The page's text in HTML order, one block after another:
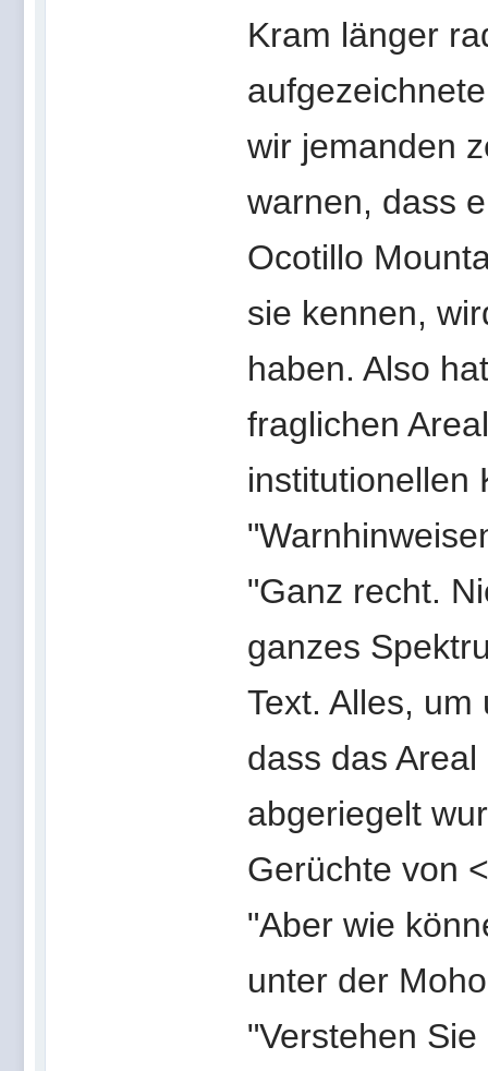
Kram länger
wir jemanden
warnen, dass
Ocotillo
sie kennen,
haben. Also
fraglichen
institutionellen
"Ganz recht.
ganzes
Text. Alles,
dass das
abgeriegelt
Gerüchte von
"Aber wie
unter der
"Verstehen